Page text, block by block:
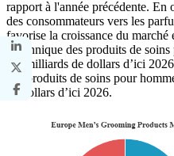
rapport à l'année précédente. En
des consommateurs vers les
favorise la croissance du
britannique des produits de
5,9 milliards de dollars d’ici
des produits de soins pour
de dollars d’ici 2026.